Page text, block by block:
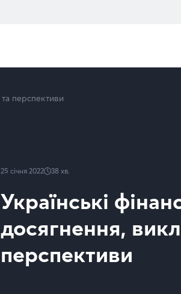
перспективи
25 січня 2022 38 хв.
Українські
досягнення,
перспективи